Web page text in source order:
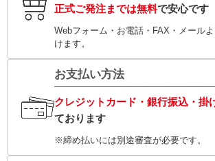
正式ご発注までは無料で安心です
Webフォーム・お電話・FAX・メール
けます。
お支払い方法
クレジットカード・銀行振込・掛
ております
※締め払いには別途審査が必要です。